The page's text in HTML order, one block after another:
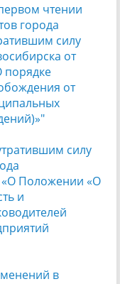
чтении
города
силу
от
от
силу
«О Положении «О
и
в